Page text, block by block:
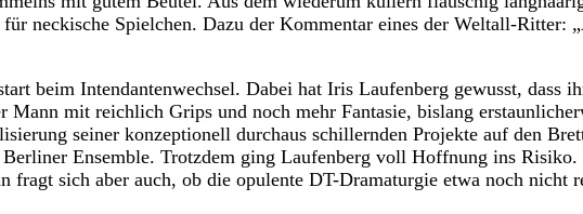
für neckische Spielchen. Dazu der Kommentar eines der Weltall-Ritter:
beim Intendantenwechsel. Dabei hat Iris Laufenberg gewusst, dass
Mann mit reichlich Grips und noch mehr Fantasie, bislang
seiner konzeptionell durchaus schillernden Projekte auf den
Berliner Ensemble. Trotzdem ging Laufenberg voll Hoffnung ins
fragt sich aber auch, ob die opulente DT-Dramaturgie etwa noch nicht